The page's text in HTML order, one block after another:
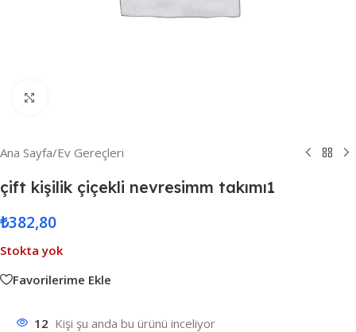
Ana Sayfa/Ev Gereçleri
çift kişilik çiçekli nevresimm takımı1
₺382,80
Stokta yok
Favorilerime Ekle
12 Kişi şu anda bu ürünü inceliyor